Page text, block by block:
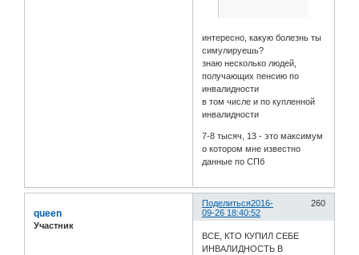
интересно, какую болезнь ты
симулируешь?
знаю несколько людей,
получающих пенсию по
инвалидности
в том числе и по купленной
инвалидности
7-8 тысяч, 13 - это максимум
о котором мне известно
данные по СПб
Поделиться 260
2016-
09-26 18:40:52
queen
Участник
ВСЕ, КТО КУПИЛ СЕБЕ
ИНВАЛИДНОСТЬ В